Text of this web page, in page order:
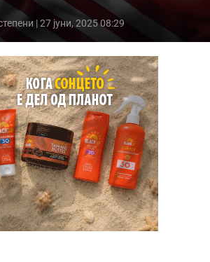
| 27 јуни, 2025 08:29